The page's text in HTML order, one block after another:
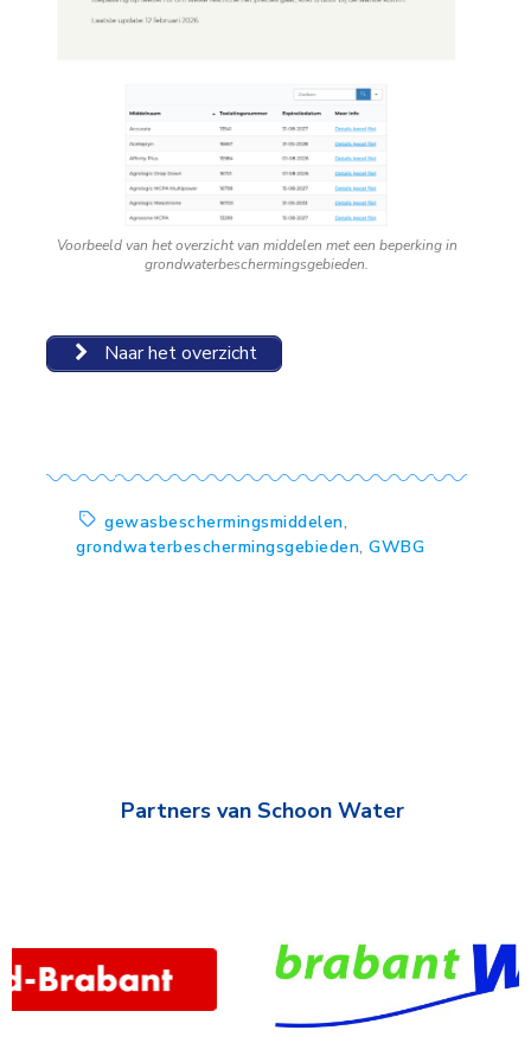
Voorbeeld van het overzicht van middelen met een beperking in
grondwaterbeschermingsgebieden.
Naar het overzicht
gewasbeschermingsmiddelen,
grondwaterbeschermingsgebieden, GWBG
Partners van Schoon Water